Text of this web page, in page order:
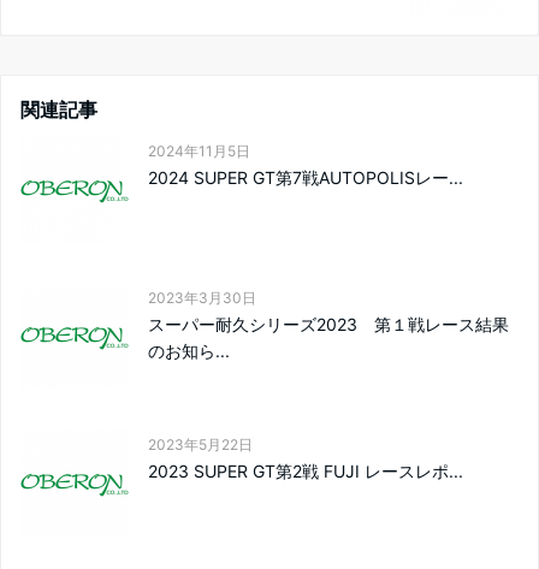
関連記事
2024年11月5日
2024 SUPER GT第7戦AUTOPOLISレー...
2023年3月30日
スーパー耐久シリーズ2023 第１戦レース結果
のお知ら...
2023年5月22日
2023 SUPER GT第2戦 FUJI レースレポ...